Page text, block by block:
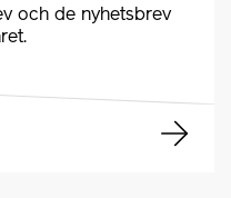
och de nyhetsbrev